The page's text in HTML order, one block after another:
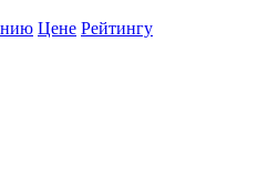
Цене Рейтингу